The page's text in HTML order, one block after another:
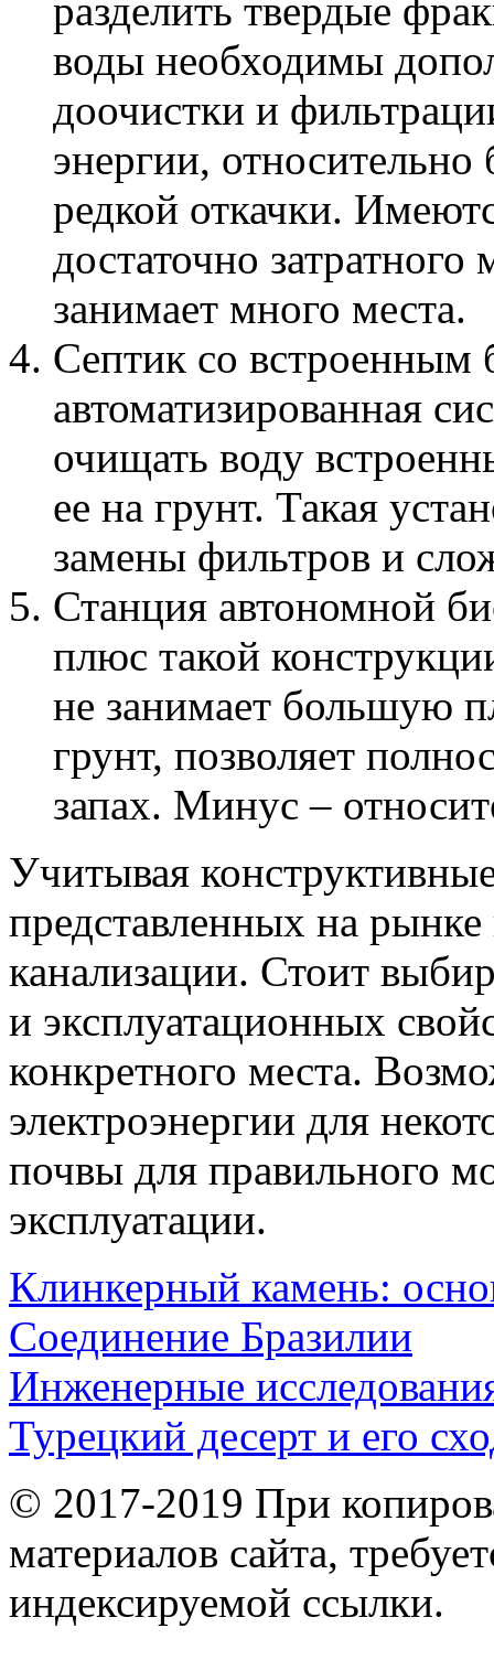
разделить твердые
воды необходимы
доочистки и
энергии,
редкой откачки.
достаточно
занимает много места.
Септик со встроенным
автоматизированная
очищать воду
ее на грунт. Такая
замены фильтров и
Станция автономной
плюс такой
не занимает большую
грунт, позволяет
запах. Минус –
Учитывая
представленных на
канализации. Стоит
и эксплуатационных
конкретного места.
электроэнергии для
почвы для правильного
эксплуатации.
Клинкерный камень:
Соединение Бразилии
Инженерные
Турецкий десерт и его
© 2017-2019 При
материалов сайта,
индексируемой ссылки.